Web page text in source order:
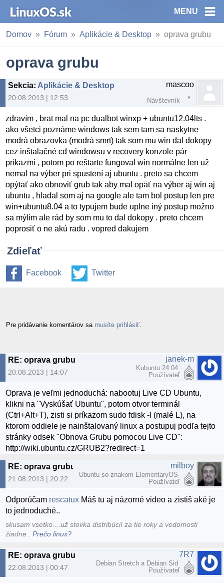
MENU
Domov Fórum Aplikácie & Desktop oprava grubu
oprava grubu
Sekcia: Aplikácie & Desktop
20.08.2013 | 12:53
mascoo
Návštevník
zdravím , brat mal na pc dualbot winxp + ubuntu12.04lts .
ako všetci poznáme windows tak sem tam sa naskytne
modrá obrazovka (modrá smrt) tak som mu win dal dokopy
cez inštalačné cd windowsu v recovery konzole pár
príkazmi , potom po reštarte fungoval win normálne len už
nemal na výber pri spustení aj ubuntu . preto sa chcem
opýtať ako obnoviť grub tak aby mal opäť na výber aj win aj
ubuntu , hladal som aj na google ale tam bol postup len pre
win+ubuntu8.04 a to typujem bude uplne iný postup možno
sa mýlim ale rád by som mu to dal dokopy . preto chcem
poprosiť o ne akú radu . vopred dakujem
Zdieľať
Facebook Twitter
Pre pridávanie komentárov sa musíte prihlásiť
RE: oprava grubu
20.08.2013 | 14:07
janek-m
Kubuntu 24.04
Používateľ
Oprava je veľmi jednoduchá: nabootuj Live CD Ubuntu,
klikni na "Vyskúšať Ubuntu", potom otvor terminál
(Ctrl+Alt+T), zisti si príkazom sudo fdisk -l (malé L), na
ktorom oddiele je nainštalovaný linux a postupuj podľa tejto
stránky odsek "Obnova Grubu pomocou Live CD":
http://wiki.ubuntu.cz/GRUB2?redirect=1
RE: oprava grubu
21.08.2013 | 20:22
milboy
Ubuntu so znakom ElementaryOS
Používateľ
Odporúčam rescatux Máš tu aj názorné video a zistiš aké je
to jednoduché..
skusam vsetko....už stovka distribúcií za tie roky a vedomosti
žiadne..Prečo linux?
RE: oprava grubu
22.08.2013 | 00:47
7R7
Debian Stretch a Debian Sid
Používateľ